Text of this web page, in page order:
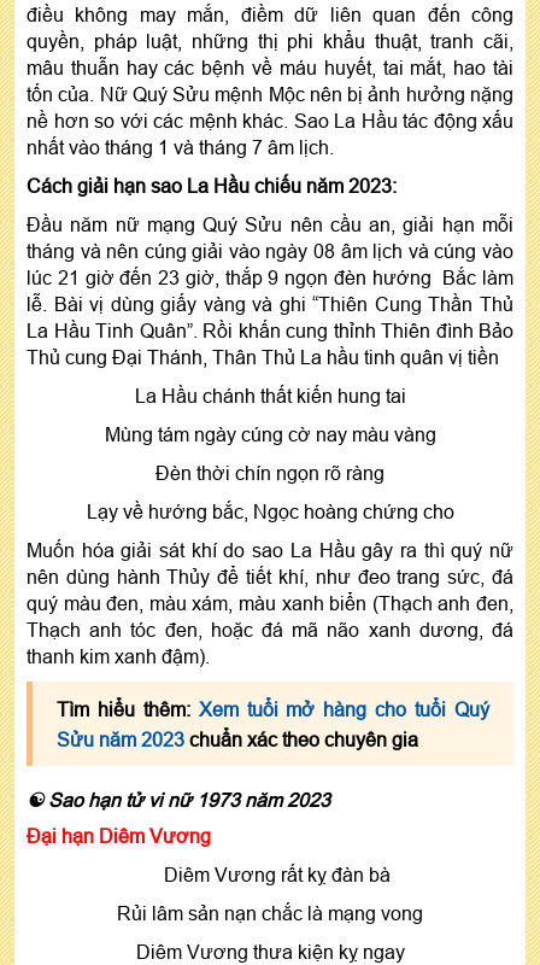
điều không may mắn, điềm dữ liên quan đến công
quyền, pháp luật, những thị phi khẩu thuật, tranh cãi,
mâu thuẫn hay các bệnh về máu huyết, tai mắt, hao tài
tốn của. Nữ Quý Sửu mệnh Mộc nên bị ảnh hưởng nặng
nề hơn so với các mệnh khác. Sao La Hầu tác động xấu
nhất vào tháng 1 và tháng 7 âm lịch.
Cách giải hạn sao La Hầu chiếu năm 2023:
Đầu năm nữ mạng Quý Sửu nên cầu an, giải hạn mỗi
tháng và nên cúng giải vào ngày 08 âm lịch và cúng vào
lúc 21 giờ đến 23 giờ, thắp 9 ngọn đèn hướng Bắc làm
lễ. Bài vị dùng giấy vàng và ghi “Thiên Cung Thần Thủ
La Hầu Tinh Quân”. Rồi khấn cung thỉnh Thiên đình Bảo
Thủ cung Đại Thánh, Thân Thủ La hầu tinh quân vị tiền
La Hầu chánh thất kiến hung tai
Mùng tám ngày cúng cờ nay màu vàng
Đèn thời chín ngọn rõ ràng
Lạy về hướng bắc, Ngọc hoàng chứng cho
Muốn hóa giải sát khí do sao La Hầu gây ra thì quý nữ
nên dùng hành Thủy để tiết khí, như đeo trang sức, đá
quý màu đen, màu xám, màu xanh biển (Thạch anh đen,
Thạch anh tóc đen, hoặc đá mã não xanh dương, đá
thanh kim xanh đậm).
Tìm hiểu thêm: Xem tuổi mở hàng cho tuổi Quý
Sửu năm 2023 chuẩn xác theo chuyên gia
☯ Sao hạn tử vi nữ 1973 năm 2023
Đại hạn Diêm Vương
Diêm Vương rất kỵ đàn bà
Rủi lâm sản nạn chắc là mạng vong
Diêm Vương thưa kiện kỵ ngay